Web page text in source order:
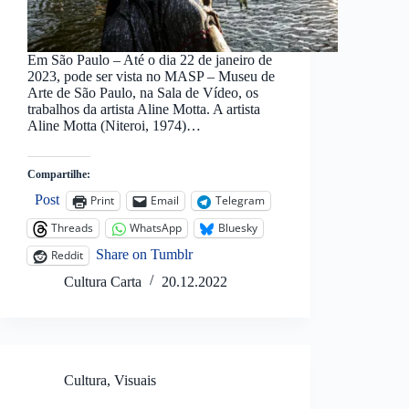
Em São Paulo – Até o dia 22 de janeiro de
2023, pode ser vista no MASP – Museu de
Arte de São Paulo, na Sala de Vídeo, os
trabalhos da artista Aline Motta. A artista
Aline Motta (Niteroi, 1974)…
Compartilhe:
Post Print Email
Telegram
Threads
WhatsApp
Bluesky
Reddit
Share on Tumblr
Cultura Carta
20.12.2022
Cultura, Visuais